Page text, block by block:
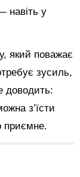
навіть у
який поважає
зусиль,
доводить:
з’їсти
приємне.